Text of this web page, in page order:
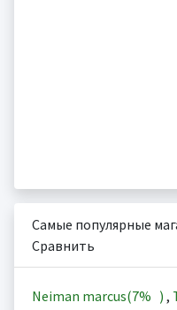
Самые популярные
Сравнить
Neiman marcus(7% ) ,